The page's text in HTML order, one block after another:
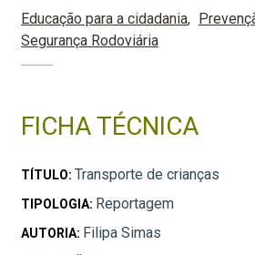
Educação para a cidadania
Segurança Rodoviária
FICHA TÉCNICA
TÍTULO: Transporte de crianças
TIPOLOGIA: Reportagem
AUTORIA: Filipa Simas